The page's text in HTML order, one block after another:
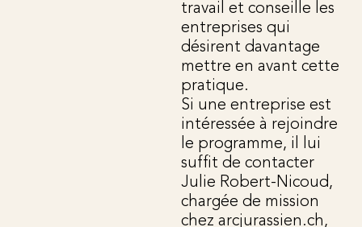
travail et conseille les
entreprises qui
désirent davantage
mettre en avant cette
pratique.
Si une entreprise est
intéressée à rejoindre
le programme, il lui
suffit de contacter
Julie Robert-Nicoud,
chargée de mission
chez arcjurassien.ch,